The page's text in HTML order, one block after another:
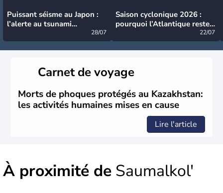
Puissant séisme au Japon :
l’alerte au tsunami
28/07
Saison cyclonique 2026 :
pourquoi l’Atlantique reste
22/07
Carnet de voyage
Morts de phoques protégés au Kazakhstan:
les activités humaines mises en cause
Lire l'article
À proximité de Saumalkol'